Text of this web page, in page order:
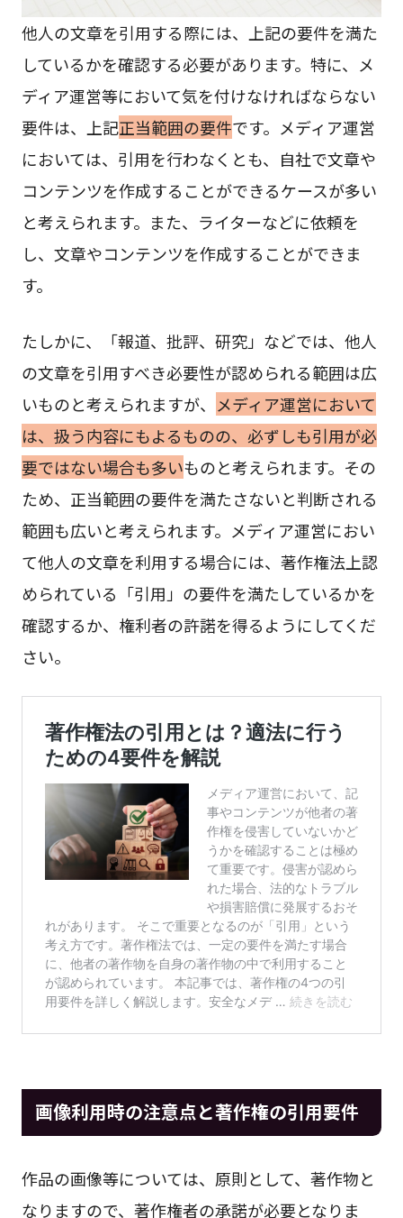
他人の文章を引用する際には、上記の要件を満た
しているかを確認する必要があります。特に、メ
ディア運営等において気を付けなければならない
要件は、上記正当範囲の要件です。メディア運営
においては、引用を行わなくとも、自社で文章や
コンテンツを作成することができるケースが多い
と考えられます。また、ライターなどに依頼を
し、文章やコンテンツを作成することができま
す。
たしかに、「報道、批評、研究」などでは、他人
の文章を引用すべき必要性が認められる範囲は広
いものと考えられますが、
メディア運営において
は、扱う内容にもよるものの、必ずしも引用が必
要ではない場合も多いものと考えられます。その
ため、正当範囲の要件を満たさないと判断される
範囲も広いと考えられます。メディア運営におい
て他人の文章を利用する場合には、著作権法上認
められている「引用」の要件を満たしているかを
確認するか、権利者の許諾を得るようにしてくだ
さい。
画像利用時の注意点と著作権の引用要件
作品の画像等については、原則として、著作物と
なりますので、著作権者の承諾が必要となりま